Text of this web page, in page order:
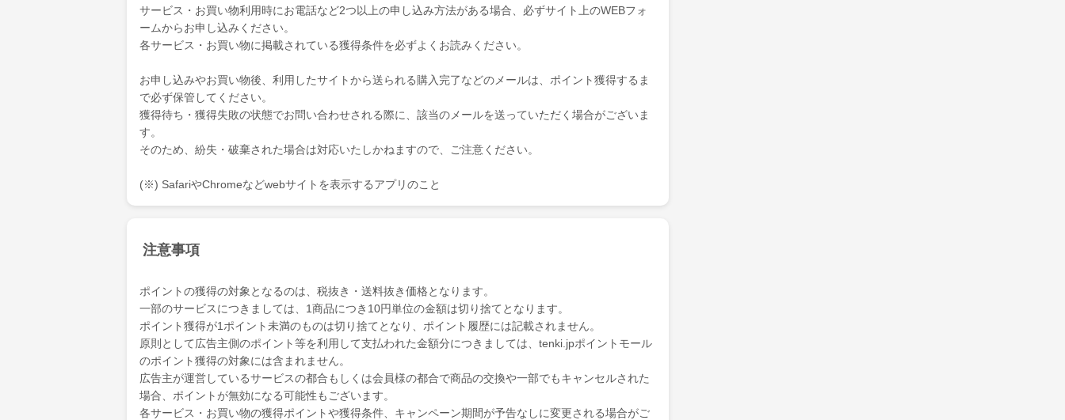
サービス・お買い物利用時にお電話など2つ以上の申し込み方法がある場合、必ずサイト上のWEBフォ
ームからお申し込みください。
各サービス・お買い物に掲載されている獲得条件を必ずよくお読みください。
お申し込みやお買い物後、利用したサイトから送られる購入完了などのメールは、ポイント獲得するま
で必ず保管してください。
獲得待ち・獲得失敗の状態でお問い合わせされる際に、該当のメールを送っていただく場合がございま
す。
そのため、紛失・破棄された場合は対応いたしかねますので、ご注意ください。
(※) SafariやChromeなどwebサイトを表示するアプリのこと
注意事項
ポイントの獲得の対象となるのは、税抜き・送料抜き価格となります。
一部のサービスにつきましては、1商品につき10円単位の金額は切り捨てとなります。
ポイント獲得が1ポイント未満のものは切り捨てとなり、ポイント履歴には記載されません。
原則として広告主側のポイント等を利用して支払われた金額分につきましては、tenki.jpポイントモール
のポイント獲得の対象には含まれません。
広告主が運営しているサービスの都合もしくは会員様の都合で商品の交換や一部でもキャンセルされた
場合、ポイントが無効になる可能性もございます。
各サービス・お買い物の獲得ポイントや獲得条件、キャンペーン期間が予告なしに変更される場合がご